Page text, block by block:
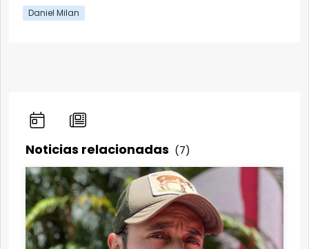
Daniel Milan
Noticias relacionadas (7)